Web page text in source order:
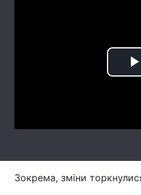
Зокрема, зміни